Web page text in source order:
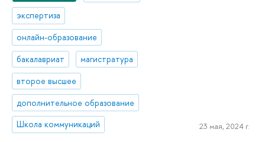
экспертиза
онлайн-образование
бакалавриат
магистратура
второе высшее
дополнительное образование
Школа коммуникаций
23 мая, 2024 г.